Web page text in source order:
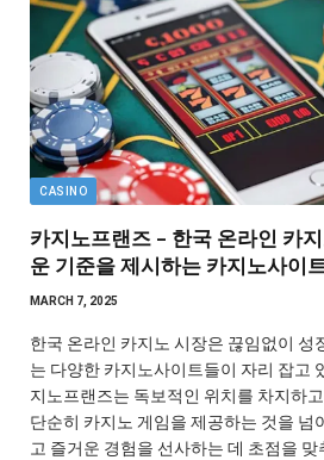
CASINO
카지노프랜즈 – 한국 온라인 카
운 기준을 제시하는 카지노사이
MARCH 7, 2025
한국 온라인 카지노 시장은 끊임없이 성
는 다양한 카지노사이트들이 자리 잡고
지노프랜즈는 독보적인 위치를 차지하
단순히 카지노 게임을 제공하는 것을 넘
고 즐거운 경험을 선사하는 데 초점을